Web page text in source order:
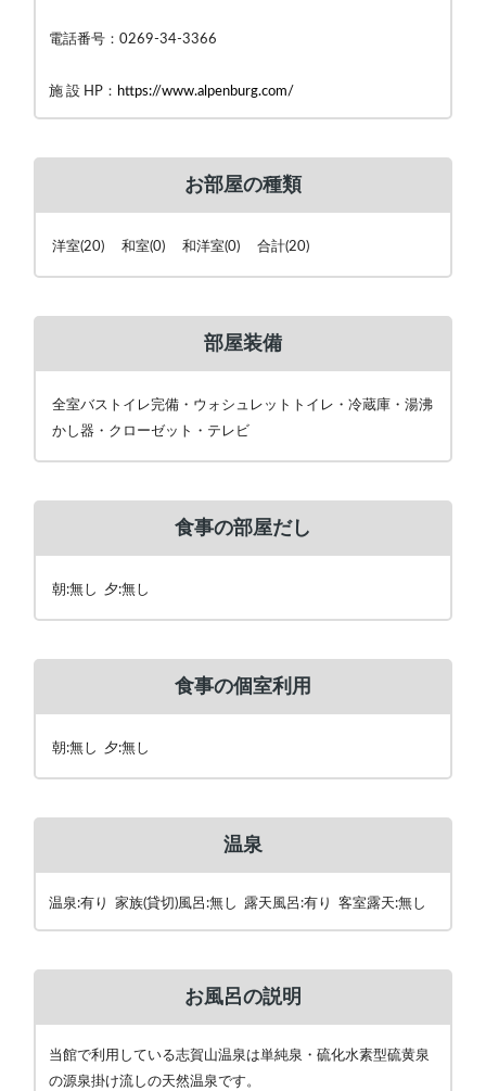
電話番号：0269-34-3366
施 設 HP： https://www.alpenburg.com/
お部屋の種類
洋室(20) 和室(0) 和洋室(0) 合計(20)
部屋装備
全室バストイレ完備・ウォシュレットトイレ・冷蔵庫・湯沸
かし器・クローゼット・テレビ
食事の部屋だし
朝:無し 夕:無し
食事の個室利用
朝:無し 夕:無し
温泉
温泉:有り 家族(貸切)風呂:無し 露天風呂:有り 客室露天:無し
お風呂の説明
当館で利用している志賀山温泉は単純泉・硫化水素型硫黄泉
の源泉掛け流しの天然温泉です。